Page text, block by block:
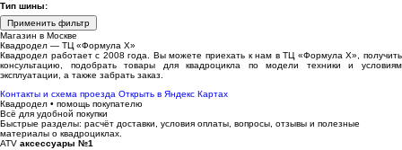
Тип шины:
Применить фильтр
Магазин в Москве
Квадродел — ТЦ «Формула Х»
Квадродел работает с 2008 года. Вы можете приехать к нам в ТЦ «Формула Х», получить
консультацию, подобрать товары для квадроцикла по модели техники и условиям
эксплуатации, а также забрать заказ.
Контакты и схема проезда Открыть в Яндекс Картах
Квадродел • помощь покупателю
Всё для удобной покупки
Быстрые разделы: расчёт доставки, условия оплаты, вопросы, отзывы и полезные
материалы о квадроциклах.
ATV аксессуары №1